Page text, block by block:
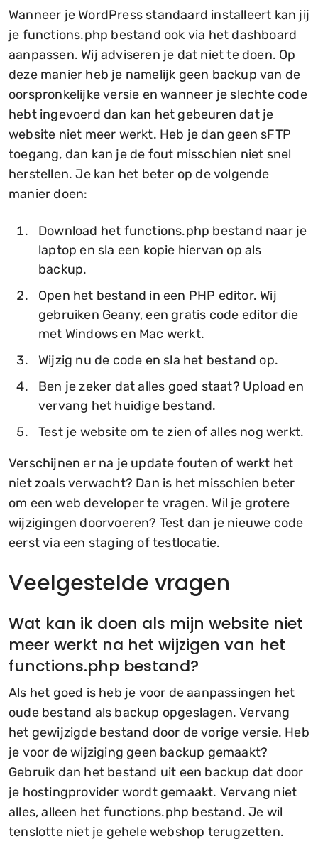
Wanneer je WordPress standaard installeert kan jij
je functions.php bestand ook via het dashboard
aanpassen. Wij adviseren je dat niet te doen. Op
deze manier heb je namelijk geen backup van de
oorspronkelijke versie en wanneer je slechte code
hebt ingevoerd dan kan het gebeuren dat je
website niet meer werkt. Heb je dan geen sFTP
toegang, dan kan je de fout misschien niet snel
herstellen. Je kan het beter op de volgende
manier doen:
Download het functions.php bestand naar je
laptop en sla een kopie hiervan op als
backup.
Open het bestand in een PHP editor. Wij
gebruiken Geany, een gratis code editor die
met Windows en Mac werkt.
Wijzig nu de code en sla het bestand op.
Ben je zeker dat alles goed staat? Upload en
vervang het huidige bestand.
Test je website om te zien of alles nog werkt.
Verschijnen er na je update fouten of werkt het
niet zoals verwacht? Dan is het misschien beter
om een web developer te vragen. Wil je grotere
wijzigingen doorvoeren? Test dan je nieuwe code
eerst via een staging of testlocatie.
Veelgestelde vragen
Wat kan ik doen als mijn website niet
meer werkt na het wijzigen van het
functions.php bestand?
Als het goed is heb je voor de aanpassingen het
oude bestand als backup opgeslagen. Vervang
het gewijzigde bestand door de vorige versie. Heb
je voor de wijziging geen backup gemaakt?
Gebruik dan het bestand uit een backup dat door
je hostingprovider wordt gemaakt. Vervang niet
alles, alleen het functions.php bestand. Je wil
tenslotte niet je gehele webshop terugzetten.